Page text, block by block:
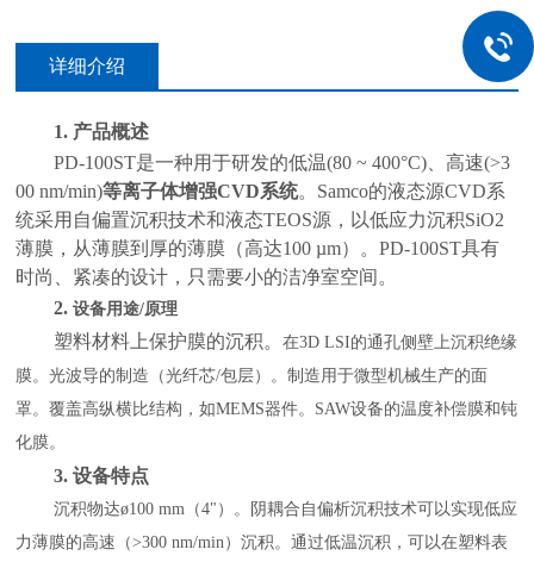
详细介绍
1. 产品概述
PD-100ST是一种用于研发的低温(80 ~ 400°C)、高速(>3
00 nm/min)等离子体增强CVD系统。Samco的液态源CVD系
统采用自偏置沉积技术和液态TEOS源，以低应力沉积SiO2
薄膜，从薄膜到厚的薄膜（高达100 µm）。PD-100ST具有
时尚、紧凑的设计，只需要小的洁净室空间。
2.设备用途/原理
塑料材料上保护膜的沉积。在3D LSI的通孔侧壁上沉积绝缘
膜。光波导的制造（光纤芯/包层）。制造用于微型机械生产的面
罩。覆盖高纵横比结构，如MEMS器件。SAW设备的温度补偿膜和钝
化膜。
3.设备特点
沉积物达ø100 mm（4"）。阴耦合自偏析沉积技术可以实现低应
力薄膜的高速（>300 nm/min）沉积。通过低温沉积，可以在塑料表